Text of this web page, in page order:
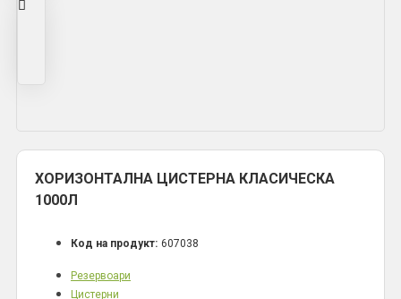
ХОРИЗОНТАЛНА ЦИСТЕРНА КЛАСИЧЕСКА
1000Л
Код на продукт: 607038
Резервоари
Цистерни